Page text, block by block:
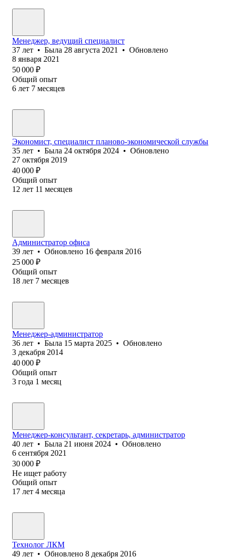
Менеджер, ведущий специалист
37 лет • Была 28 августа 2021 • Обновлено
8 января 2021
50 000 ₽
Общий опыт
6 лет 7 месяцев
Экономист, специалист планово-экономической службы
35 лет • Была 24 октября 2024 • Обновлено
27 октября 2019
40 000 ₽
Общий опыт
12 лет 11 месяцев
Администратор офиса
39 лет • Обновлено 16 февраля 2016
25 000 ₽
Общий опыт
18 лет 7 месяцев
Менеджер-администратор
36 лет • Была 15 марта 2025 • Обновлено
3 декабря 2014
40 000 ₽
Общий опыт
3 года 1 месяц
Менеджер-консультант, секретарь, администратор
40 лет • Была 21 июня 2024 • Обновлено
6 сентября 2021
30 000 ₽
Не ищет работу
Общий опыт
17 лет 4 месяца
Технолог ЛКМ
49 лет • Обновлено 8 декабря 2016